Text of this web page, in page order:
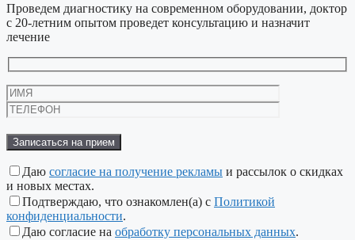
Проведем диагностику на современном оборудовании, доктор
с 20-летним опытом проведет консультацию и назначит
лечение
это
поле
пустым.
Даю согласие на получение рекламы и рассылок о скидках
и новых местах.
Подтверждаю, что ознакомлен(а) с Политикой
конфиденциальности.
Даю согласие на обработку персональных данных.